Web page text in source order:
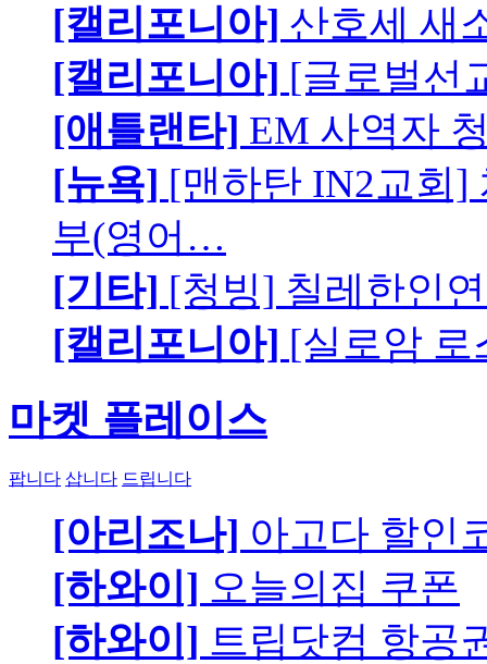
[캘리포니아] 산호세 새
[캘리포니아] [글로벌선
[애틀랜타] EM 사역자
[뉴욕] [맨하탄 IN2교회]
부(영어…
[기타] [청빙] 칠레한인
[캘리포니아] [실로암 로
마켓 플레이스
팝니다 삽니다 드립니다
[아리조나] 아고다 할인
[하와이] 오늘의집 쿠폰
[하와이] 트립닷컴 항공